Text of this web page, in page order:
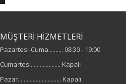
MÜŞTERİ HİZMETLERİ
Pazartesi-Cuma.......... 08:30 - 19:00
Cumartesi.................... Kapalı
Pazar............................. Kapalı